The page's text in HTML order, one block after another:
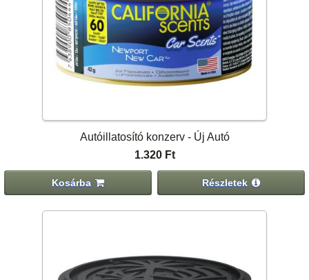
Autóillatosító konzerv - Új Autó
1.320 Ft
Kosárba Részletek